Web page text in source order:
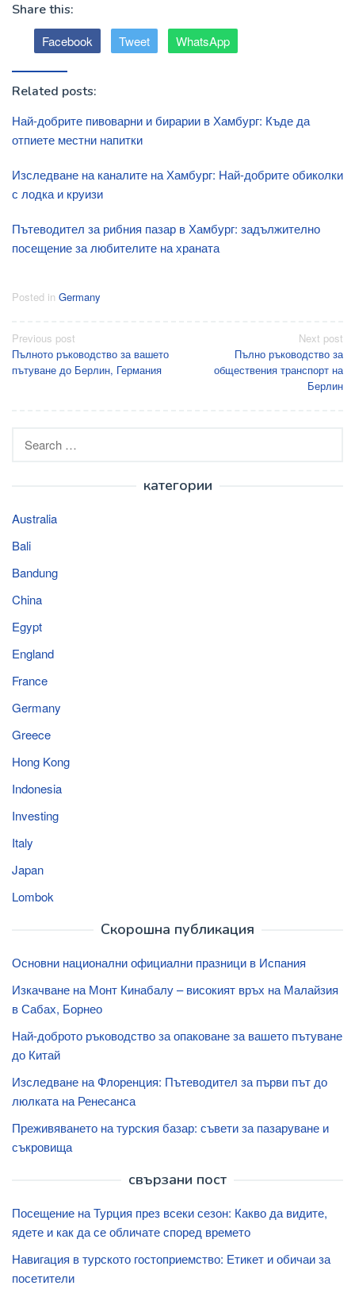
Share this:
Facebook Tweet WhatsApp
Related posts:
Най-добрите пивоварни и бирарии в Хамбург: Къде да
отпиете местни напитки
Изследване на каналите на Хамбург: Най-добрите обиколки
с лодка и круизи
Пътеводител за рибния пазар в Хамбург: задължително
посещение за любителите на храната
Posted in Germany
Post
navigation
Previous post
Пълното ръководство за вашето
пътуване до Берлин, Германия
Next post
Пълно ръководство за
обществения транспорт на
Берлин
for:
категории
Australia
Bali
Bandung
China
Egypt
England
France
Germany
Greece
Hong Kong
Indonesia
Investing
Italy
Japan
Lombok
Скорошна публикация
Основни национални официални празници в Испания
Изкачване на Монт Кинабалу – високият връх на Малайзия
в Сабах, Борнео
Най-доброто ръководство за опаковане за вашето пътуване
до Китай
Изследване на Флоренция: Пътеводител за първи път до
люлката на Ренесанса
Преживяването на турския базар: съвети за пазаруване и
съкровища
свързани пост
Посещение на Турция през всеки сезон: Какво да видите,
ядете и как да се обличате според времето
Навигация в турското гостоприемство: Етикет и обичаи за
посетители